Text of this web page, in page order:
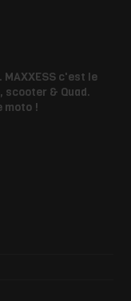
c'est le
scooter & Quad.
moto !